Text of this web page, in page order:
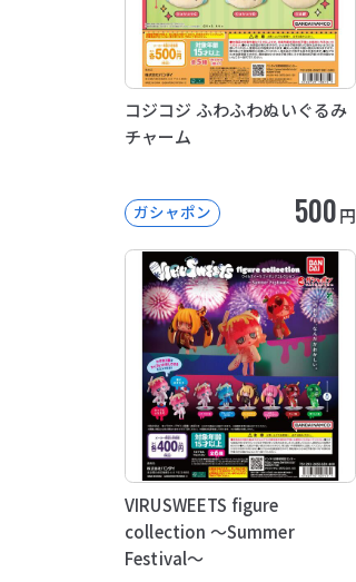
コジコジ ふわふわぬいぐるみ
チャーム
ガシャポン 500円
VIRUSWEETS figure
collection ～Summer
Festival～